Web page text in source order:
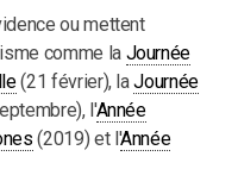
ou mettent
comme la Journée
(21 février), laJournée
l'Année
(2019) et l'Année